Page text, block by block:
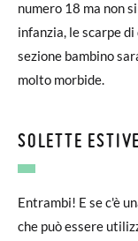
numero 18 ma non
infanzia, le scarpe
sezione bambino
molto morbide.
SOLETTE
Entrambi! E se c'è
che può essere